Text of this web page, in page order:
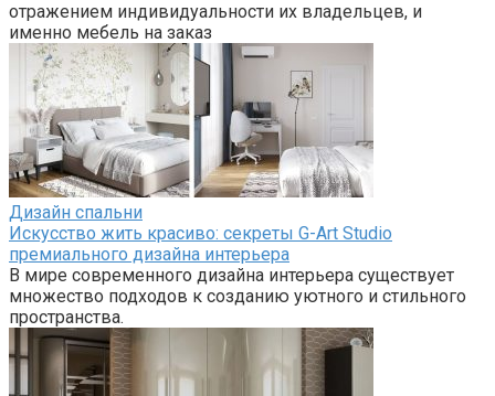
отражением индивидуальности их владельцев, и
именно мебель на заказ
Дизайн спальни
Искусство жить красиво: секреты G-Art Studio
премиального дизайна интерьера
В мире современного дизайна интерьера существует
множество подходов к созданию уютного и стильного
пространства.